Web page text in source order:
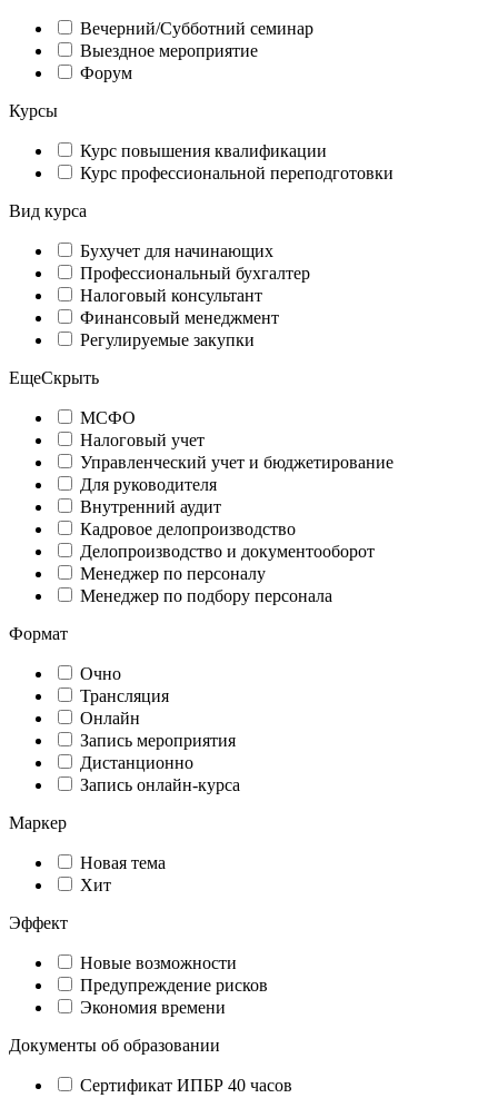
Вечерний/Субботний семинар
Выездное мероприятие
Форум
Курсы
Курс повышения квалификации
Курс профессиональной переподготовки
Вид курса
Бухучет для начинающих
Профессиональный бухгалтер
Налоговый консультант
Финансовый менеджмент
Регулируемые закупки
ЕщеСкрыть
МСФО
Налоговый учет
Управленческий учет и бюджетирование
Для руководителя
Внутренний аудит
Кадровое делопроизводство
Делопроизводство и документооборот
Менеджер по персоналу
Менеджер по подбору персонала
Формат
Очно
Трансляция
Онлайн
Запись мероприятия
Дистанционно
Запись онлайн-курса
Маркер
Новая тема
Хит
Эффект
Новые возможности
Предупреждение рисков
Экономия времени
Документы об образовании
Сертификат ИПБР 40 часов